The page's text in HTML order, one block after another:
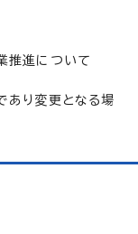
推進について
あり変更となる場